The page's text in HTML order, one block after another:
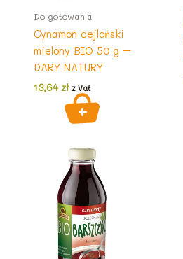
Do gotowania
Cynamon cejloński
mielony BIO 50 g –
DARY NATURY
13,64 zł z Vat